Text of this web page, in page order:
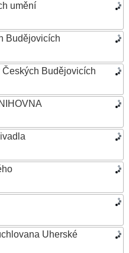
umění
Budějovicích
Budějovicích
Uherské